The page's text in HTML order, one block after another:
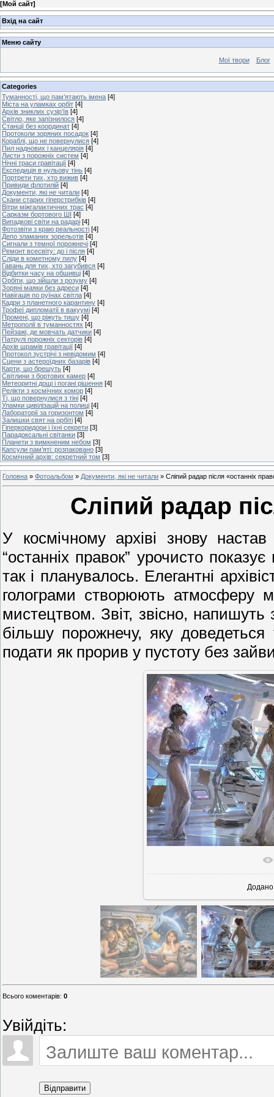
[Мой сайт]
Вхід на сайт
Меню сайту
Мої твори Блог
Categories
Туманності, що пам’ятають імена [4]
Міста на уламках орбіт [4]
Архів зниклих сузір’їв [4]
Світло, яке запізнилося [4]
Станції без координат [4]
Протоколи зоряних посадок [4]
Кораблі, що не повернулися [4]
Пил наднових і канцелярія [4]
Листи з порожніх систем [4]
Нічні траси гравітації [4]
Експедиція в нульову тінь [4]
Портрети тих, хто вижив [4]
Привиди флотилій [4]
Документи, які не читали [4]
Скани старих гіперстрибків [4]
Вітри міжгалактичних трас [4]
Сарказм бортового ШІ [4]
Випадкові світи на радарі [4]
Фотозвіти з краю реальності [4]
Депо зламаних зорельотів [4]
Сигнали з темної порожнечі [4]
Ремонт всесвіту: до і після [4]
Сліди в кометному пилу [4]
Гавань для тих, хто загубився [4]
Відбитки часу на обшивці [4]
Орбіти, що зійшли з розуму [4]
Зоряні маяки без адреси [4]
Навігація по руїнах світла [4]
Кадри з планетного карантину [4]
Трофеї дипломатії в вакуумі [4]
Промені, що ріжуть тишу [4]
Метрополії в туманностях [4]
Пейзажі, де мовчать датчики [4]
Патрулі порожніх секторів [4]
Архів шрамів гравітації [4]
Протокол зустрічі з невідомим [4]
Сцени з астероїдних базарів [4]
Карти, що брешуть [4]
Світлини з бортових камер [4]
Метеоритні дощі і погані рішення [4]
Релікти з космічних комор [4]
Ті, що повернулися з тіні [4]
Уламки цивілізацій на полиці [4]
Лабораторії за горизонтом [4]
Залишки свят на орбіті [4]
Гіперкоридори і їхні секрети [3]
Парадоксальні світанки [3]
Планети з вимкненим небом [3]
Капсули пам’яті: розпаковано [3]
Космічний архів: секретний том [3]
Головна » Фотоальбом » Документи, які не читали » Сліпий радар після «останніх
Сліпий радар
У космічному архіві знову
“останніх правок” урочисто
так і планувалось. Елегантні
голограми створюють атмосферу
мистецтвом. Звіт, звісно,
більшу порожнечу, яку
подати як прорив у пустоту без
У
Додано
Всього коментарів: 0
Увійдіть:
Відправити